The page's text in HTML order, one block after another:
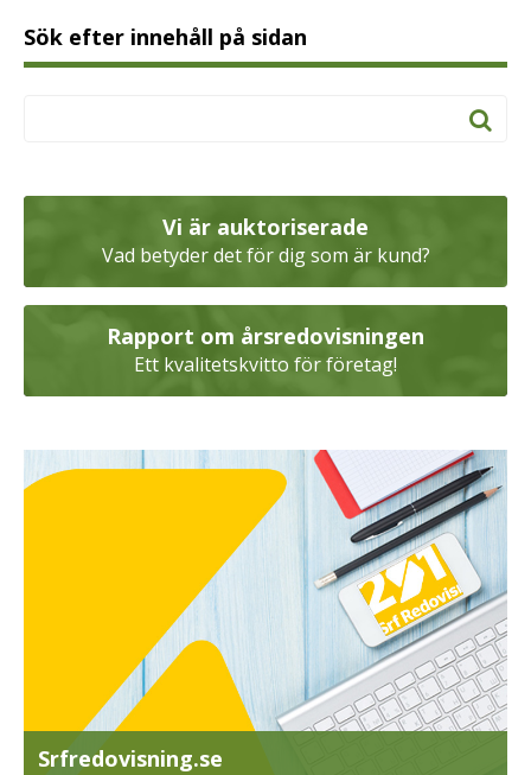
Sök efter innehåll på sidan
Vi är auktoriserade
Vad betyder det för dig som är kund?
Rapport om årsredovisningen
Ett kvalitetskvitto för företag!
Srfredovisning.se